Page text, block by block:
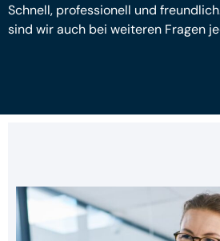
Schnell, professionell und
sind wir auch bei weiteren Fragen